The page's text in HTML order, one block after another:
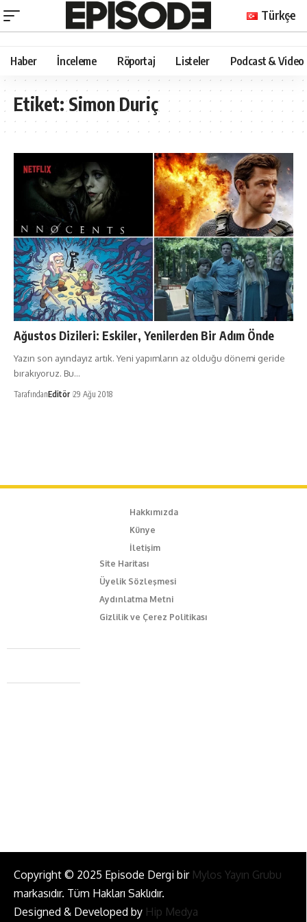
Türkçe
Haber İnceleme Röportaj Listeler Podcast & Video
Etiket:Simon Duriç
Ağustos Dizileri: Eskiler, Yenilerden Bir Adım Önde
Yazın son ayındayız artık. Yeni yapımların az olduğu dönemi geride
bırakıyoruz. Bu…
TarafındanEditör 29 Ağu 2018
Hakkımızda
Künye
İletişim
Site Haritası
Üyelik Sözleşmesi
Aydınlatma Metni
Gizlilik ve Çerez Politikası
Caferağa Mah. Dr. Şakir Paşa Sok. No3/A Kadıköy İstanbul
+90 543 345 46 00
Copyright © 2025 Episode Dergi bir Mylos Yayın Grubu
markasıdır. Tüm Hakları Saklıdır.
Designed & Developed by Hip Medya